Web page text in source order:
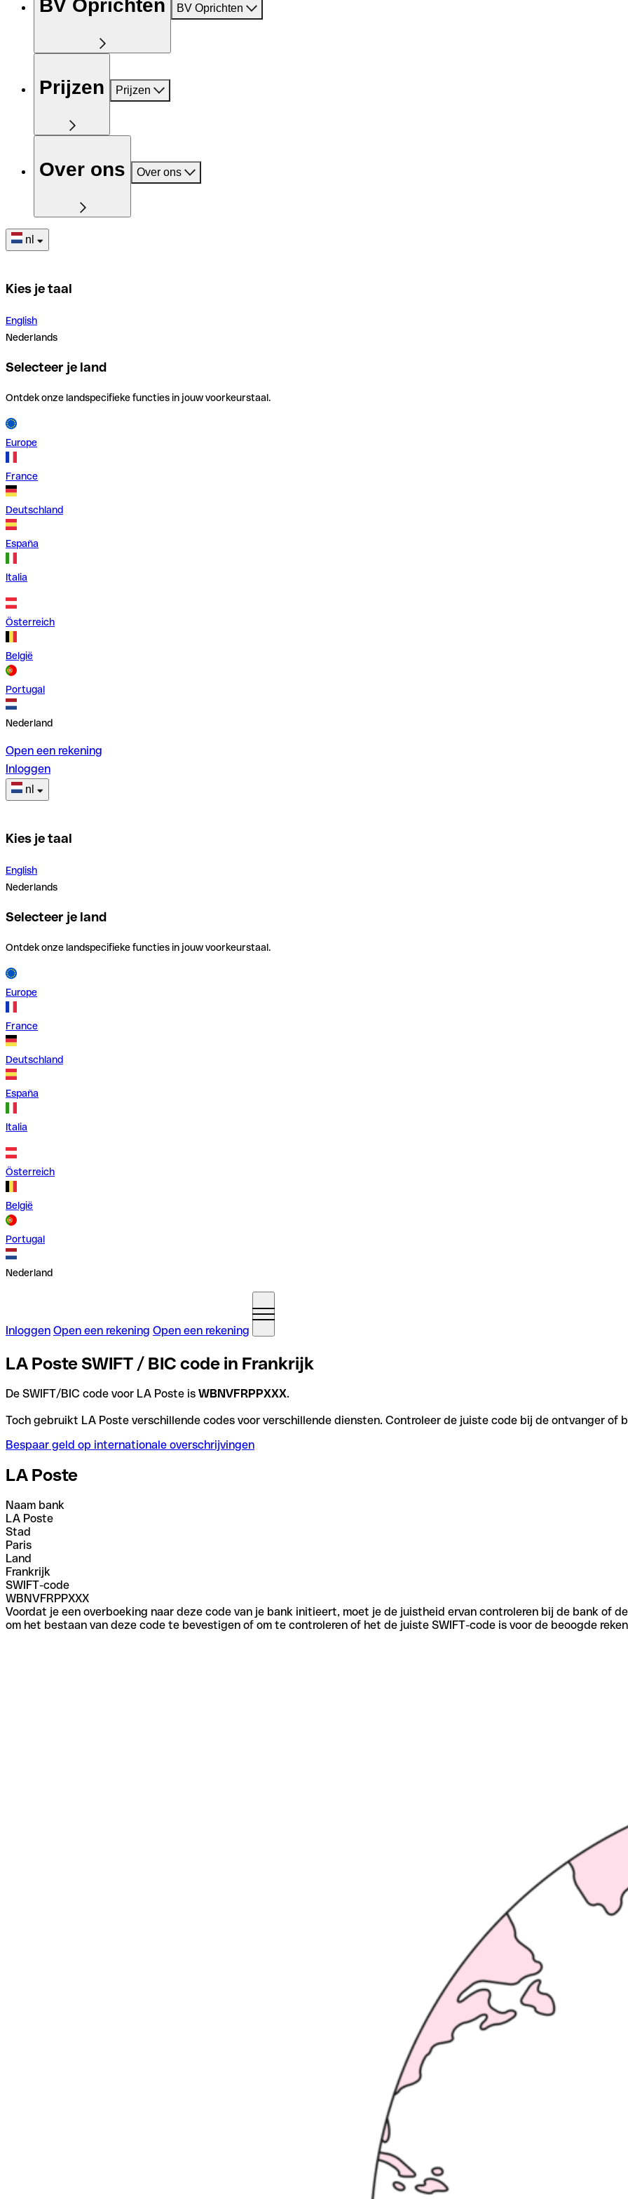
BV Oprichten BV Oprichten
Prijzen Prijzen
Over ons Over ons
nl
Kies je taal
English
Nederlands
Selecteer je land
Ontdek onze landspecifieke functies in jouw voorkeurstaal.
Europe
France
Deutschland
España
Italia
Österreich
België
Portugal
Nederland
Open een rekening
Inloggen
nl
Kies je taal
English
Nederlands
Selecteer je land
Ontdek onze landspecifieke functies in jouw voorkeurstaal.
Europe
France
Deutschland
España
Italia
Österreich
België
Portugal
Nederland
Inloggen Open een rekening Open een rekening
LA Poste SWIFT / BIC code in Frankrijk
De SWIFT/BIC code voor LA Poste is WBNVFRPPXXX.
Toch gebruikt LA Poste verschillende codes voor verschillende diensten. Controleer de juiste code bij de ontvanger of
Bespaar geld op internationale overschrijvingen
LA Poste
Naam bank
LA Poste
Stad
Paris
Land
Frankrijk
SWIFT-code
WBNVFRPPXXX
Voordat je een overboeking naar deze code van je bank initieert, moet je de juistheid ervan controleren bij de bank of
om het bestaan van deze code te bevestigen of om te controleren of het de juiste SWIFT-code is voor de beoogde